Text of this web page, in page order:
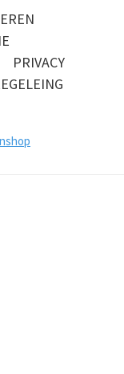
PRIVACY